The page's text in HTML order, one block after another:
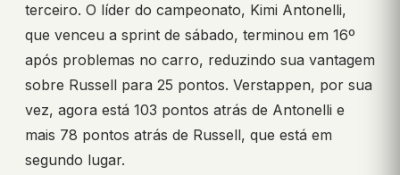
terceiro. O líder do campeonato, Kimi Antonelli,
que venceu a sprint de sábado, terminou em 16º
após problemas no carro, reduzindo sua vantagem
sobre Russell para 25 pontos. Verstappen, por sua
vez, agora está 103 pontos atrás de Antonelli e
mais 78 pontos atrás de Russell, que está em
segundo lugar.